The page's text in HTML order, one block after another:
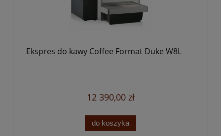
Ekspres do kawy Coffee Format Duke W8L
12 390,00 zł
do koszyka